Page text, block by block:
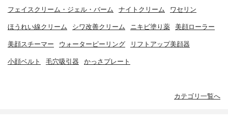
フェイスクリーム・ジェル・バーム ナイトクリーム ワセリン
ほうれい線クリーム シワ改善クリーム ニキビ塗り薬 美顔ローラー
美顔スチーマー ウォーターピーリング リフトアップ美顔器
小顔ベルト 毛穴吸引器 かっさプレート
カテゴリ一覧へ